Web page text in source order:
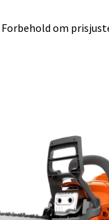
Forbehold om